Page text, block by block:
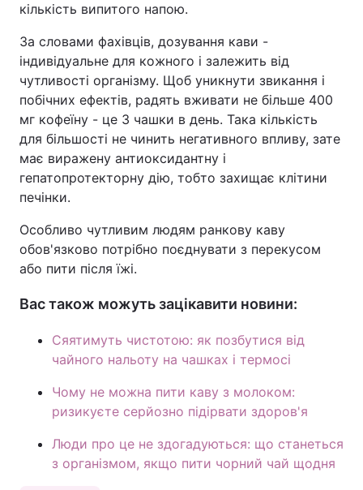
кількість випитого напою.
За словами фахівців, дозування кави -
індивідуальне для кожного і залежить від
чутливості організму. Щоб уникнути звикання і
побічних ефектів, радять вживати не більше 400
мг кофеїну - це 3 чашки в день. Така кількість
для більшості не чинить негативного впливу, зате
має виражену антиоксидантну і
гепатопротекторну дію, тобто захищає клітини
печінки.
Особливо чутливим людям ранкову каву
обов'язково потрібно поєднувати з перекусом
або пити після їжі.
Вас також можуть зацікавити новини:
Сяятимуть чистотою: як позбутися від
чайного нальоту на чашках і термосі
Чому не можна пити каву з молоком:
ризикуєте серйозно підірвати здоров'я
Люди про це не здогадуються: що станеться
з організмом, якщо пити чорний чай щодня